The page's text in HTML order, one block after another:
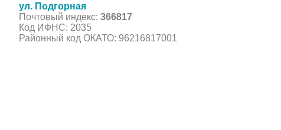
ул. Подгорная
Почтовый индекс: 366817
Код ИФНС: 2035
Районный код ОКАТО: 96216817001